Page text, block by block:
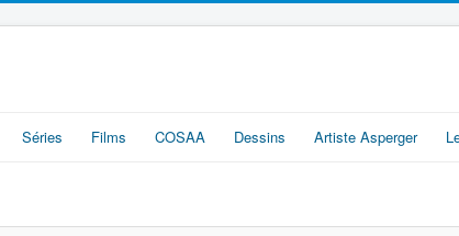
Séries Films COSAA Dessins Artiste Asperger